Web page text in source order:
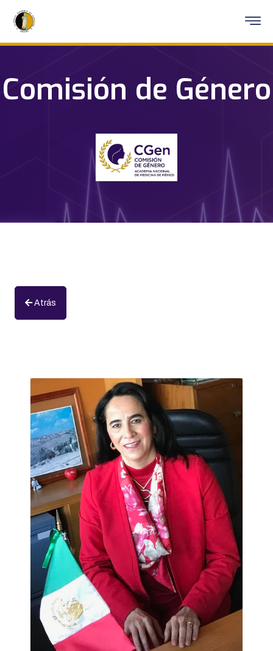
Comisión de Género
Atrás